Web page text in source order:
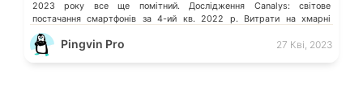
2023 року все ще помітний. Дослідження Canalys: світове
постачання смартфонів за 4-ий кв. 2022 р. Витрати на хмарні
послуги в усьому […]
Pingvin Pro 27 Кві, 2023